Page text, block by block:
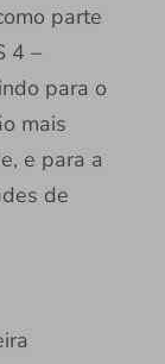
parte
4 –
para o
mais
e para a
de